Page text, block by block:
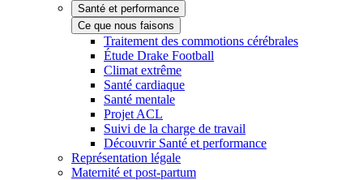
Santé et performance
Ce que nous faisons
Traitement des commotions cérébrales
Étude Drake Football
Climat extrême
Santé cardiaque
Santé mentale
Projet ACL
Suivi de la charge de travail
Découvrir Santé et performance
Représentation légale
Maternité et post-partum